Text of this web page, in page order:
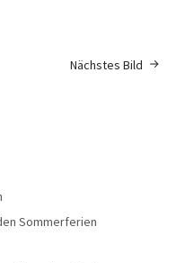
Nächstes Bild
Sommerferien